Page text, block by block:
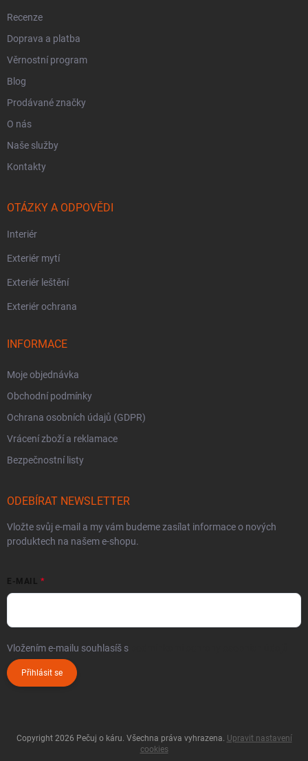
Recenze
Doprava a platba
Věrnostní program
Blog
Prodávané značky
O nás
Naše služby
Kontakty
OTÁZKY A ODPOVĚDI
Interiér
Exteriér mytí
Exteriér leštění
Exteriér ochrana
INFORMACE
Moje objednávka
Obchodní podmínky
Ochrana osobních údajů (GDPR)
Vrácení zboží a reklamace
Bezpečnostní listy
ODEBÍRAT NEWSLETTER
Vložte svůj e-mail a my vám budeme zasílat informace o nových
produktech na našem e-shopu.
E-MAIL
Vložením e-mailu souhlasíš s
Přihlásit se
Copyright 2026 Pečuj o káru . Všechna práva vyhrazena. Upravit nastavení
cookies